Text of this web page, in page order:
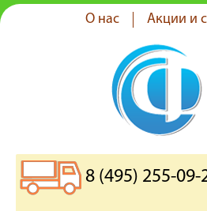
О нас Акции и
8 (495) 255-09-